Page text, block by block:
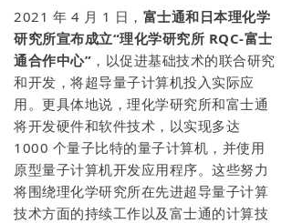
2021 年 4 月 1 日， 富士通和日本理化学
研究所宣布成立“理化学研究所 RQC-富士
通合作中心” ，以促进基础技术的联合研究
和开发，将超导量子计算机投入实际应
用。更具体地说，理化学研究所和富士通
将开发硬件和软件技术，以实现多达
1000 个量子比特的量子计算机，并使用
原型量子计算机开发应用程序。这些努力
将围绕理化学研究所在先进超导量子计算
技术方面的持续工作以及富士通的计算技